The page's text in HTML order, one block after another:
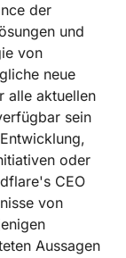
der
und
von
neue
alle aktuellen
sein
oder
CEO
von
Aussagen